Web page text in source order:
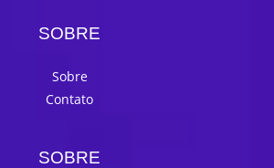
SOBRE
Sobre
Contato
SOBRE